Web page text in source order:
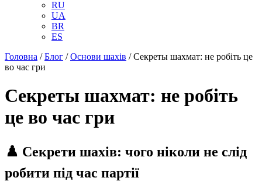
RU
UA
BR
ES
Головна /Блог /Основи шахів /Секреты шахмат: не робіть це
во час гри
Секреты шахмат: не робіть
це во час гри
♟️ Секрети шахів: чого ніколи не слід
робити під час партії